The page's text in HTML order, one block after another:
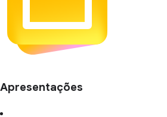
Apresentações